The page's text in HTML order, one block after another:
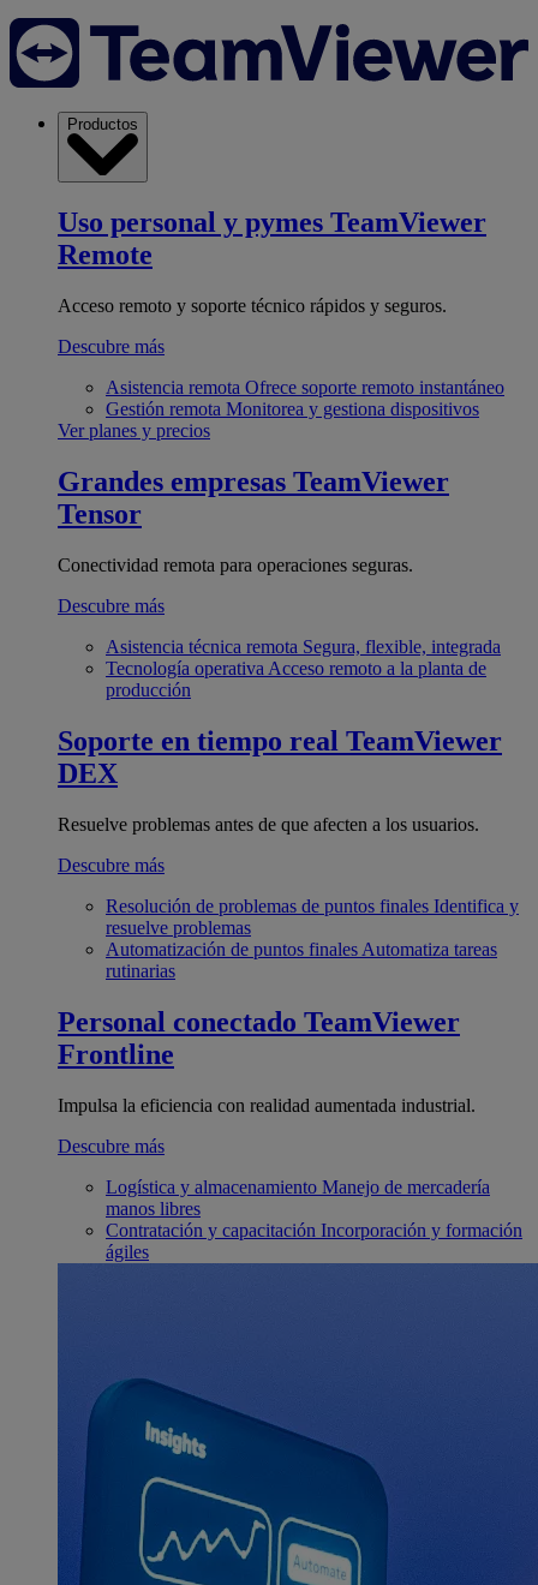
Productos
Uso personal y pymes TeamViewer
Remote
Acceso remoto y soporte técnico rápidos y seguros.
Descubre más
Asistencia remota Ofrece soporte remoto instantáneo
Gestión remota Monitorea y gestiona dispositivos
Ver planes y precios
Grandes empresas TeamViewer
Tensor
Conectividad remota para operaciones seguras.
Descubre más
Asistencia técnica remota Segura, flexible, integrada
Tecnología operativa Acceso remoto a la planta de
producción
Soporte en tiempo real TeamViewer
DEX
Resuelve problemas antes de que afecten a los usuarios.
Descubre más
Resolución de problemas de puntos finales Identifica y
resuelve problemas
Automatización de puntos finales Automatiza tareas
rutinarias
Personal conectado TeamViewer
Frontline
Impulsa la eficiencia con realidad aumentada industrial.
Descubre más
Logística y almacenamiento Manejo de mercadería
manos libres
Contratación y capacitación Incorporación y formación
ágiles